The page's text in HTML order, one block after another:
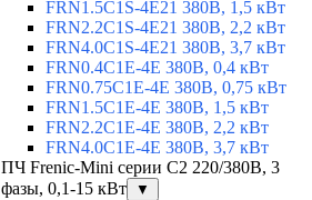
FRN1.5C1S-4E21 380В, 1,5 кВт
FRN2.2C1S-4E21 380В, 2,2 кВт
FRN4.0C1S-4E21 380В, 3,7 кВт
FRN0.4C1E-4E 380В, 0,4 кВт
FRN0.75C1E-4E 380В, 0,75 кВт
FRN1.5C1E-4E 380В, 1,5 кВт
FRN2.2C1E-4E 380В, 2,2 кВт
FRN4.0C1E-4E 380В, 3,7 кВт
ПЧ Frenic-Mini серии С2 220/380В, 3
фазы, 0,1-15 кВт
▼